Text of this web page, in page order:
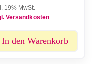
19% MwSt.
Versandkosten
In den Warenkorb